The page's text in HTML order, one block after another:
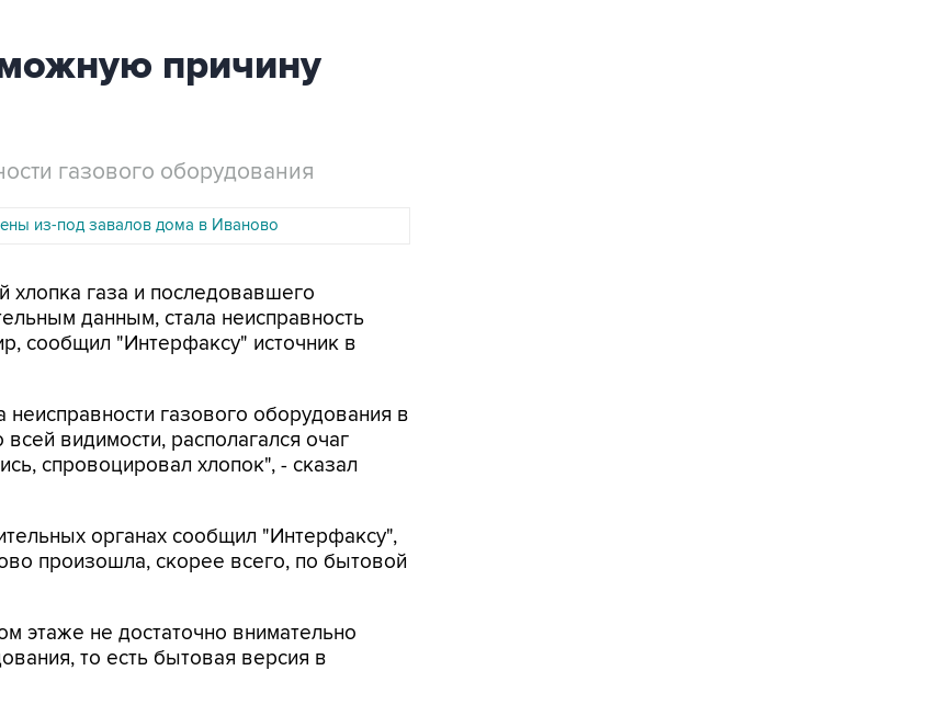
причину
газового оборудования
из-под завалов дома в Иваново
хлопка газа и последовавшего
данным, стала неисправность
сообщил "Интерфаксу" источник в
газового оборудования в
видимости, располагался очаг
спровоцировал хлопок", - сказал
органах сообщил "Интерфаксу",
произошла, скорее всего, по бытовой
этаже не достаточно внимательно
то есть бытовая версия в